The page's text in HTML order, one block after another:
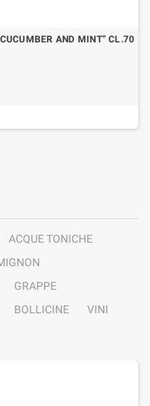
AND MINT” CL.70
ACQUE TONICHE
GRAPPE
BOLLICINE
VINI